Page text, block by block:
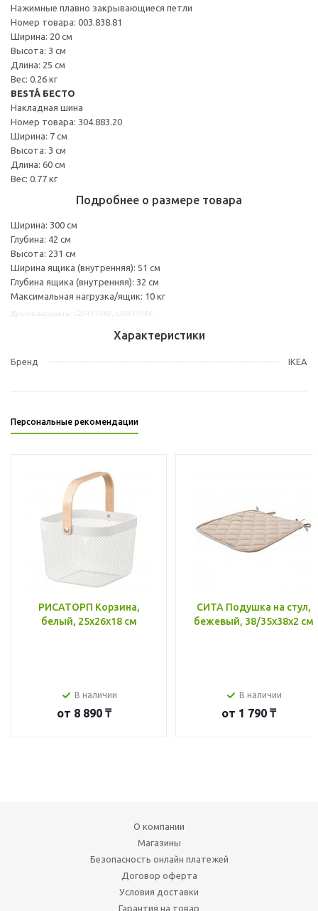
Нажимные плавно закрывающиеся петли
Номер товара: 003.838.81
Ширина: 20 см
Высота: 3 см
Длина: 25 см
Вес: 0.26 кг
BESTÅ БЕСТО
Накладная шина
Номер товара: 304.883.20
Ширина: 7 см
Высота: 3 см
Длина: 60 см
Вес: 0.77 кг
Подробнее о размере товара
Ширина: 300 см
Глубина: 42 см
Высота: 231 см
Ширина ящика (внутренняя): 51 см
Глубина ящика (внутренняя): 32 см
Максимальная нагрузка/ящик: 10 кг
Характеристики
Бренд IKEA
Персональные рекомендации
РИСАТОРП Корзина,
белый, 25x26x18 см
В наличии
от 8 890 ₸
СИТА Подушка на стул,
бежевый, 38/35x38x2 см
В наличии
от 1 790 ₸
О компании
Магазины
Безопасность онлайн платежей
Договор оферта
Условия доставки
Гарантия на товар